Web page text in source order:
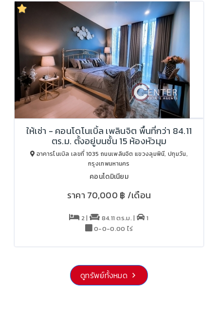
ให้เช่า - คอนโดโนเบิ้ล เพลินจิต พื้นที่กว่า 84.11
ตร.ม. ตั้งอยู่บนชั้น 15 ห้องหัวมุม
อาคารโนเบิล เลขที่ 1035 ถนนเพลินจิต แขวงลุมพินี, ปทุมวัน,
กรุงเทพมหานคร
คอนโดมิเนียม
ราคา 70,000 ฿ /เดือน
2 | 84.11 ตร.ม. |
1
0-0-0.00 ไร่
ดูทรัพย์ทั้งหมด